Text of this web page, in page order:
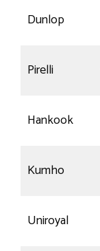
Dunlop
Pirelli
Hankook
Kumho
Uniroyal